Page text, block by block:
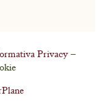
Privacy –